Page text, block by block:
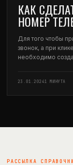
КАК
НОМЕР
Для того чтобы
звонок, а при
необходимо
(без…
23.01.20241 МИНУТА
РАССЫЛКА